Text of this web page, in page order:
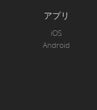
アプリ
iOS
Android